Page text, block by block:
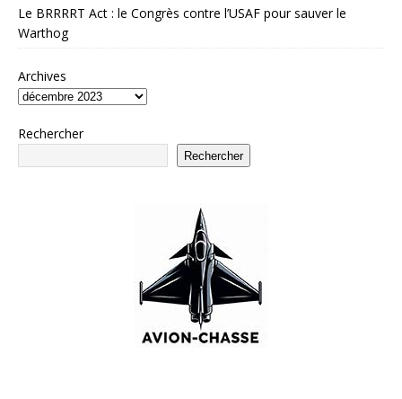
Le BRRRRT Act : le Congrès contre l’USAF pour sauver le
Warthog
Archives
Rechercher
Rechercher